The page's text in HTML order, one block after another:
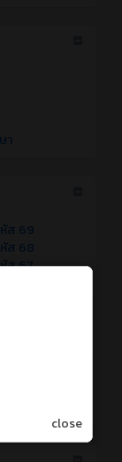
า
ส 69
ส 68
ส 67
close